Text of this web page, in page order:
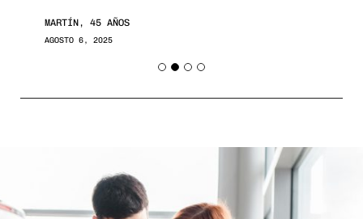
MARTÍN, 45 AÑOS
AGOSTO 6, 2025